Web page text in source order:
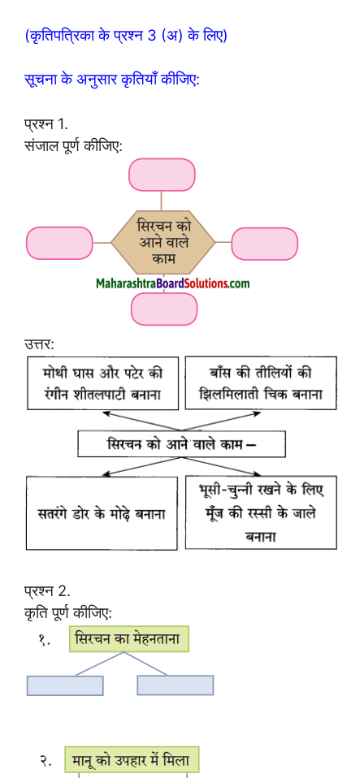
(कृतिपत्रिका के प्रश्न 3 (अ) के लिए)
सूचना के अनुसार कृतियाँ कीजिए:
प्रश्न 1.
संजाल पूर्ण कीजिए:
उत्तर:
प्रश्न 2.
कृति पूर्ण कीजिए: